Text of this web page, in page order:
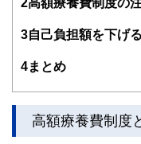
験者で構成さ
かしく感じら
をわかりやす
3自己負担額を下げ
4まとめ
高額療養費制度